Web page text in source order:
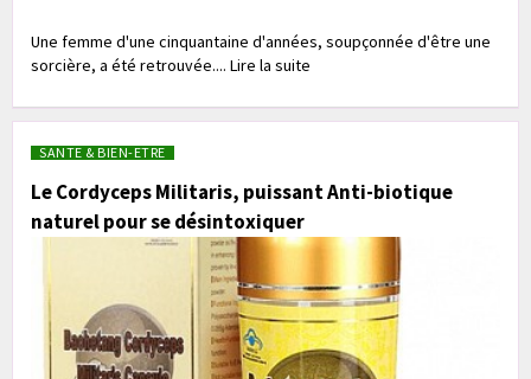
Une femme d'une cinquantaine d'années, soupçonnée d'être une
sorcière, a été retrouvée.... Lire la suite
SANTE & BIEN-ETRE
Le Cordyceps Militaris, puissant Anti-biotique
naturel pour se désintoxiquer